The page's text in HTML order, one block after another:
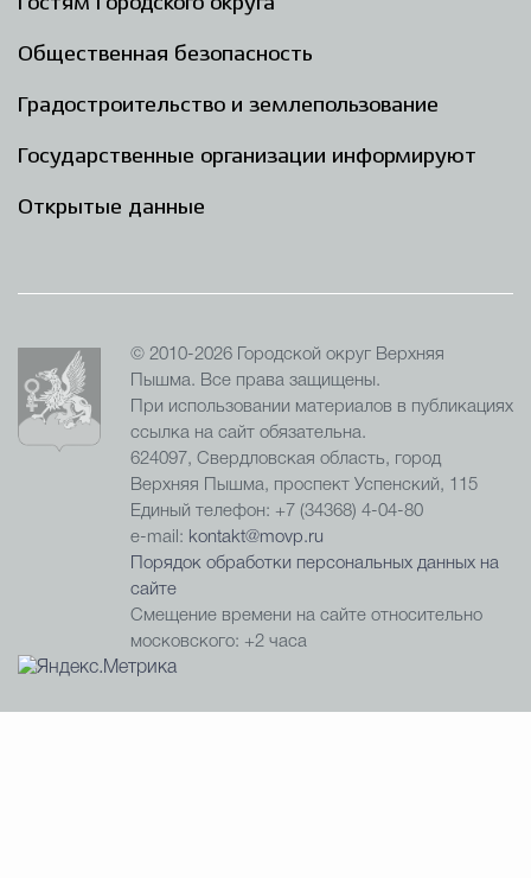
Общественная безопасность
Градостроительство и землепользование
Государственные организации информируют
Открытые данные
© 2010-2026 Городской округ Верхняя
Пышма. Все права защищены.
При использовании материалов в публикациях
ссылка на сайт обязательна.
624097, Свердловская область, город
Верхняя Пышма, проспект Успенский, 115
Единый телефон: +7 (34368) 4-04-80
e-mail: kontakt@movp.ru
Порядок обработки персональных данных на
сайте
Смещение времени на сайте относительно
московского: +2 часа